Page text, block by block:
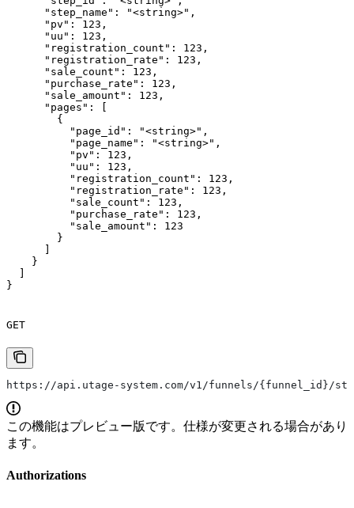
      "step_name": "<string>",
      "pv": 123,
      "uu": 123,
      "registration_count": 123,
      "registration_rate": 123,
      "sale_count": 123,
      "purchase_rate": 123,
      "sale_amount": 123,
      "pages": [
        {
          "page_id": "<string>",
          "page_name": "<string>",
          "pv": 123,
          "uu": 123,
          "registration_count": 123,
          "registration_rate": 123,
          "sale_count": 123,
          "purchase_rate": 123,
          "sale_amount": 123
        }
    }
}
GET
https://api.utage-system.com/v1/funnels/{funnel_id}/
この機能はプレビュー版です。仕様が変更される場合があり
ます。
Authorizations